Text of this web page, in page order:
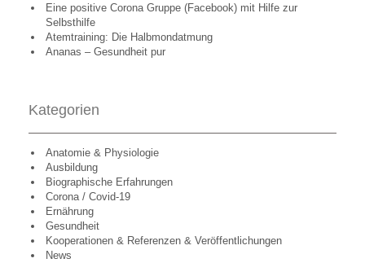
Eine positive Corona Gruppe (Facebook) mit Hilfe zur
Selbsthilfe
Atemtraining: Die Halbmondatmung
Ananas – Gesundheit pur
Kategorien
Anatomie & Physiologie
Ausbildung
Biographische Erfahrungen
Corona / Covid-19
Ernährung
Gesundheit
Kooperationen & Referenzen & Veröffentlichungen
News